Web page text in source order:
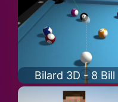
Bilard 3D - 8 Bill